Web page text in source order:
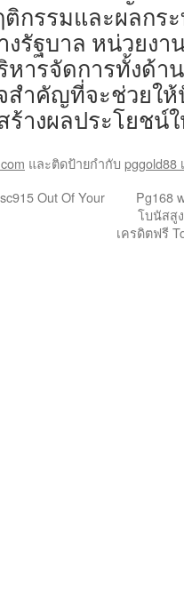
กรรมและผลกร
รัฐบาล หน่วยงา
หารจัดการทั้งด้า
สำคัญที่จะช่วยใ
ร้างผลประโยชน์
และติดป้ายกำกับ pggold88
Out Of Your
Pg168
โบนัสสู
เครดิตฟรี